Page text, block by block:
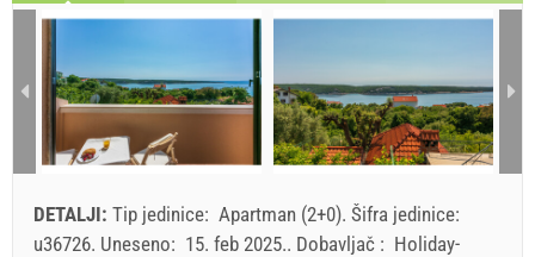
DETALJI: Tip jedinice: Apartman (2+0). Šifra jedinice:
u36726. Uneseno: 15. feb 2025.. Dobavljač : Holiday-